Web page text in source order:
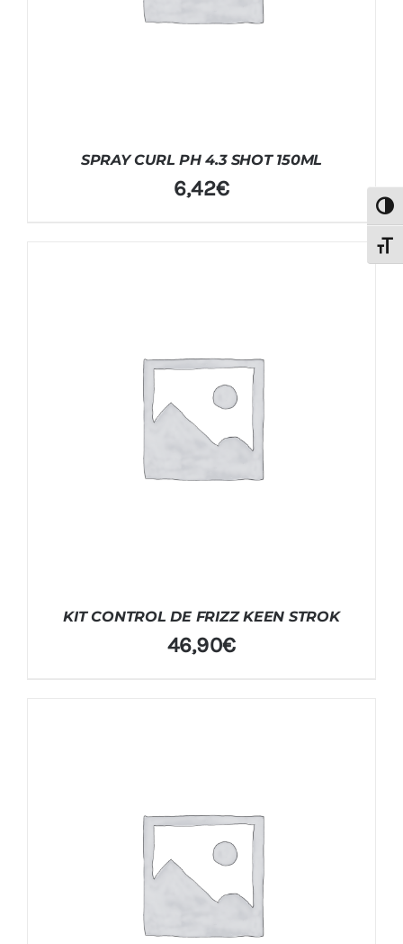
SPRAY CURL PH 4.3 SHOT 150ML
6,42€
KIT CONTROL DE FRIZZ KEEN STROK
46,90€